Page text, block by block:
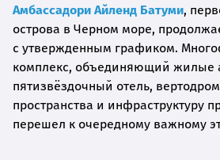
Амбассадори Айленд Батуми,
острова в Черном море,
с утвержденным графиком.
комплекс, объединяющий жилые
пятизвёздочный отель,
пространства и инфраструктуру
перешел к очередному важному